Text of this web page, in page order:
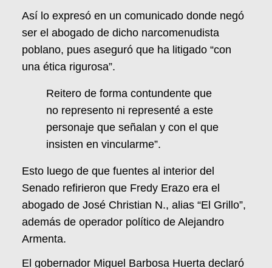
Así lo expresó en un comunicado donde negó
ser el abogado de dicho narcomenudista
poblano, pues aseguró que ha litigado “con
una ética rigurosa”.
Reitero de forma contundente que
no represento ni representé a este
personaje que señalan y con el que
insisten en vincularme”.
Esto luego de que fuentes al interior del
Senado refirieron que Fredy Erazo era el
abogado de José Christian N., alias “El Grillo”,
además de operador político de Alejandro
Armenta.
El gobernador Miguel Barbosa Huerta declaró